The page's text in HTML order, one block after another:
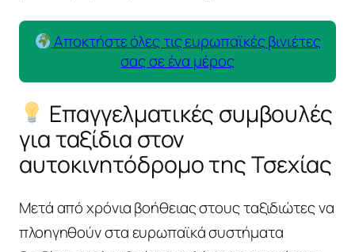
Αποκτήστε όλες τις ευρωπαϊκές βινιέτες
σας σε ένα μέρος
Επαγγελματικές συμβουλές
για ταξίδια στον
αυτοκινητόδρομο της Τσεχίας
Μετά από χρόνια βοήθειας στους ταξιδιώτες να
πλοηγηθούν στα ευρωπαϊκά συστήματα